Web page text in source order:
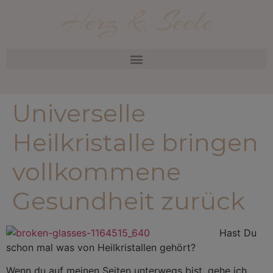
Universelle
Heilkristalle bringen
vollkommene
Gesundheit zurück
Hast Du
schon mal was von Heilkristallen gehört?